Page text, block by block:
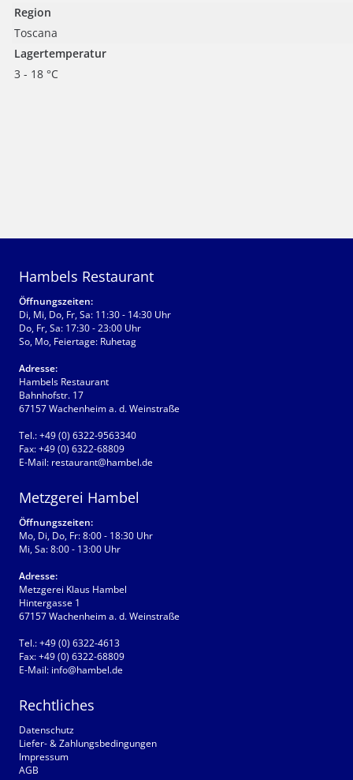
Region
Toscana
Lagertemperatur
3 - 18 °C
Rechtliches
Datenschutz
Liefer- & Zahlungsbedingungen
Impressum
AGB
Hambels Restaurant
Öffnungszeiten:
Di, Mi, Do, Fr, Sa: 11:30 - 14:30 Uhr
Do, Fr, Sa: 17:30 - 23:00 Uhr
So, Mo, Feiertage: Ruhetag
Adresse:
Hambels Restaurant
Bahnhofstr. 17
67157 Wachenheim a. d. Weinstraße
Tel.:+49 (0) 6322-9563340
Fax:+49 (0) 6322-68809
E-Mail: restaurant@hambel.de
Metzgerei Hambel
Öffnungszeiten:
Mo, Di, Do, Fr: 8:00 - 18:30 Uhr
Mi, Sa: 8:00 - 13:00 Uhr
Adresse:
Metzgerei Klaus Hambel
Hintergasse 1
67157 Wachenheim a. d. Weinstraße
Tel.:+49 (0) 6322-4613
Fax:+49 (0) 6322-68809
E-Mail: info@hambel.de